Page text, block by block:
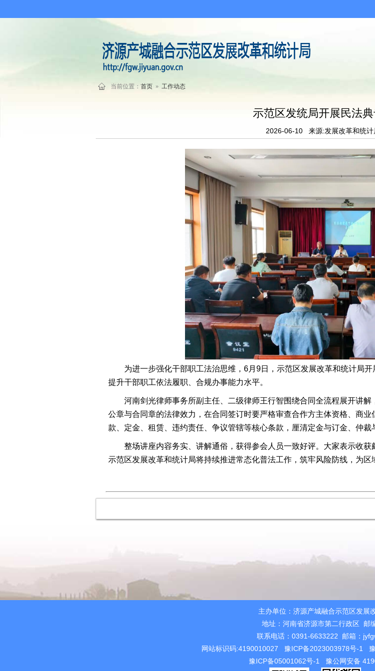
当前位置： 首页 » 工作动态
示范区发统局开展民法
2026-06-10 来源:发展改革和统计
为进一步强化干部职工法治思维，6月9日，示范区发展改革和统计局
提升干部职工依法履职、合规办事能力水平。
河南剑光律师事务所副主任、二级律师王行智围绕合同全流程展开讲
公章与合同章的法律效力，在合同签订时要严格审查合作方主体资格、商
款、定金、租赁、违约责任、争议管辖等核心条款，厘清定金与订金、仲裁
整场讲座内容务实、讲解通俗，获得参会人员一致好评。大家表示收
示范区发展改革和统计局将持续推进常态化普法工作，筑牢风险防线，为区
主办单位：济源产城融合示范区发展
地址：河南省济源市第二行政区 邮
联系电话：0391-6633222 邮箱：
网站标识码:4190010027
豫ICP备2023003978号-1
豫ICP备05001062号-1 豫公网安备